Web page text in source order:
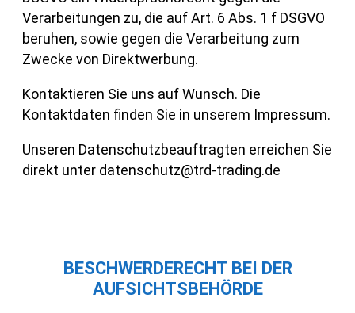
Verarbeitungen zu, die auf Art. 6 Abs. 1 f DSGVO
beruhen, sowie gegen die Verarbeitung zum
Zwecke von Direktwerbung.
Kontaktieren Sie uns auf Wunsch. Die
Kontaktdaten finden Sie in unserem Impressum.
Unseren Datenschutzbeauftragten erreichen Sie
direkt unter datenschutz@trd-trading.de
BESCHWERDERECHT BEI DER
AUFSICHTSBEHÖRDE